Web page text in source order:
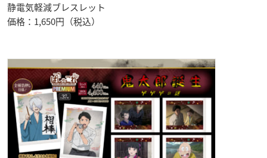
静電気軽減ブレスレット
価格：1,650円（税込）